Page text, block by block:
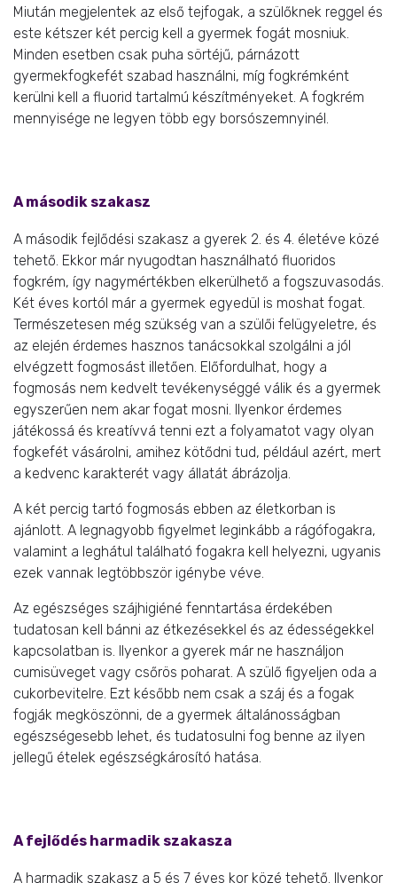
Miután megjelentek az első tejfogak, a szülőknek reggel és
este kétszer két percig kell a gyermek fogát mosniuk.
Minden esetben csak puha sörtéjű, párnázott
gyermekfogkefét szabad használni, míg fogkrémként
kerülni kell a fluorid tartalmú készítményeket. A fogkrém
mennyisége ne legyen több egy borsószemnyinél.
A második szakasz
A második fejlődési szakasz a gyerek 2. és 4. életéve közé
tehető. Ekkor már nyugodtan használható fluoridos
fogkrém, így nagymértékben elkerülhető a fogszuvasodás.
Két éves kortól már a gyermek egyedül is moshat fogat.
Természetesen még szükség van a szülői felügyeletre, és
az elején érdemes hasznos tanácsokkal szolgálni a jól
elvégzett fogmosást illetően. Előfordulhat, hogy a
fogmosás nem kedvelt tevékenységgé válik és a gyermek
egyszerűen nem akar fogat mosni. Ilyenkor érdemes
játékossá és kreatívvá tenni ezt a folyamatot vagy olyan
fogkefét vásárolni, amihez kötődni tud, például azért, mert
a kedvenc karakterét vagy állatát ábrázolja.
A két percig tartó fogmosás ebben az életkorban is
ajánlott. A legnagyobb figyelmet leginkább a rágófogakra,
valamint a leghátul található fogakra kell helyezni, ugyanis
ezek vannak legtöbbször igénybe véve.
Az egészséges szájhigiéné fenntartása érdekében
tudatosan kell bánni az étkezésekkel és az édességekkel
kapcsolatban is. Ilyenkor a gyerek már ne használjon
cumisüveget vagy csőrös poharat. A szülő figyeljen oda a
cukorbevitelre. Ezt később nem csak a száj és a fogak
fogják megköszönni, de a gyermek általánosságban
egészségesebb lehet, és tudatosulni fog benne az ilyen
jellegű ételek egészségkárosító hatása.
A fejlődés harmadik szakasza
A harmadik szakasz a 5 és 7 éves kor közé tehető. Ilyenkor